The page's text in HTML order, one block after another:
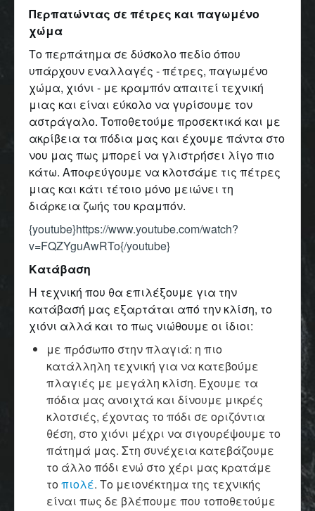
Περπατώντας σε πέτρες και παγωμένο
χώμα
Το περπάτημα σε δύσκολο πεδίο όπου
υπάρχουν εναλλαγές - πέτρες, παγωμένο
χώμα, χιόνι - με κραμπόν απαιτεί τεχνική
μιας και είναι εύκολο να γυρίσουμε τον
αστράγαλο. Τοποθετούμε προσεκτικά και με
ακρίβεια τα πόδια μας και έχουμε πάντα στο
νου μας πως μπορεί να γλιστρήσει λίγο πιο
κάτω. Αποφεύγουμε να κλοτσάμε τις πέτρες
μιας και κάτι τέτοιο μόνο μειώνει τη
διάρκεια ζωής του κραμπόν.
{youtube}https://www.youtube.com/watch?
v=FQZYguAwRTo{/youtube}
Κατάβαση
Η τεχνική που θα επιλέξουμε για την
κατάβασή μας εξαρτάται από την κλίση, το
χιόνι αλλά και το πως νιώθουμε οι ίδιοι:
με πρόσωπο στην πλαγιά: η πιο
κατάλληλη τεχνική για να κατεβούμε
πλαγιές με μεγάλη κλίση. Έχουμε τα
πόδια μας ανοιχτά και δίνουμε μικρές
κλοτσιές, έχοντας το πόδι σε οριζόντια
θέση, στο χιόνι μέχρι να σιγουρέψουμε το
πάτημά μας. Στη συνέχεια κατεβάζουμε
το άλλο πόδι ενώ στο χέρι μας κρατάμε
τοπιολέ. Το μειονέκτημα της τεχνικής
είναι πως δε βλέπουμε που τοποθετούμε